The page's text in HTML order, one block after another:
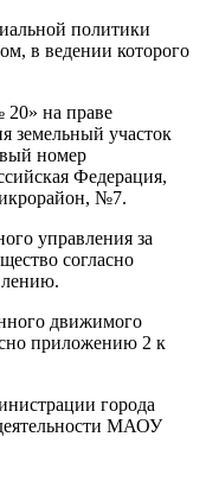
политики
в ведении которого
» на праве
земельный участок
номер
Федерация,
№7.
управления за
согласно
движимого
приложению 2 к
города
МАОУ